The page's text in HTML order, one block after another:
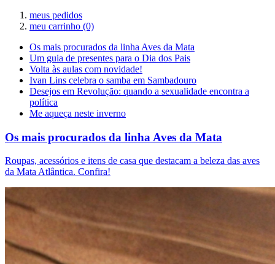
meus pedidos
meu carrinho (0)
Os mais procurados da linha Aves da Mata
Um guia de presentes para o Dia dos Pais
Volta às aulas com novidade!
Ivan Lins celebra o samba em Sambadouro
Desejos em Revolução: quando a sexualidade encontra a
política
Me aqueça neste inverno
Os mais procurados da linha Aves da Mata
Roupas, acessórios e itens de casa que destacam a beleza das aves
da Mata Atlântica. Confira!